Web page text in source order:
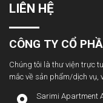
LIÊN HỆ
CÔNG TY CỔ
Chúng tôi là thư viện trực
mắc về sản phẩm/dịch vụ,
Sarimi Apartment